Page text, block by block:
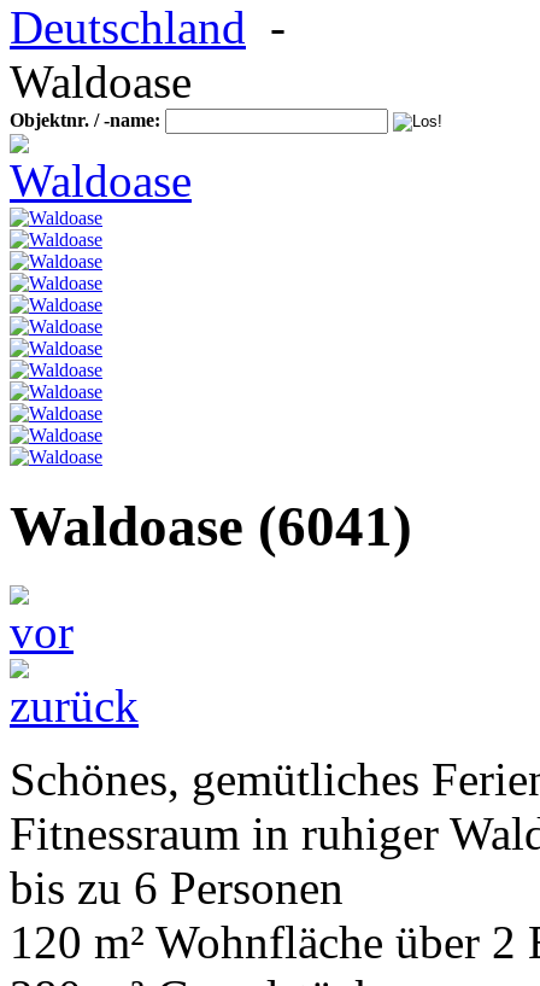
Deutschland -
Waldoase
Objektnr. / -name:
Waldoase (6041)
Schönes, gemütliches
Fitnessraum in ruhiger
bis zu 6 Personen
120 m² Wohnfläche über 2